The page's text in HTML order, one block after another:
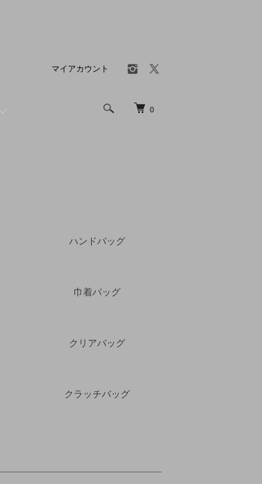
0
マイアカウント
ハンドバッグ
巾着バッグ
クリアバッグ
クラッチバッグ